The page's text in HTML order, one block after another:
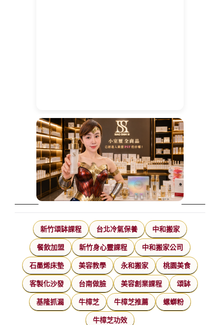
新竹頌缽課程 台北冷氣保養 中和搬家
餐飲加盟 新竹身心靈課程 中和搬家公司
石墨烯床墊 美容教學 永和搬家 桃園美食
客製化沙發 台南做臉 美容創業課程 頌缽
基隆抓漏 牛樟芝 牛樟芝推薦 螺螄粉
牛樟芝功效